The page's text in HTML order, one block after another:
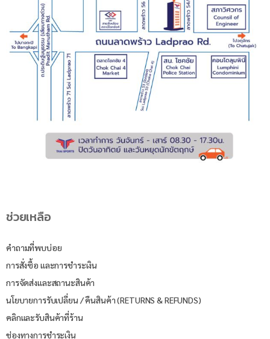
ช่วยเหลือ
คำถามที่พบบ่อย
การสั่งซื้อ และการชำระเงิน
การจัดส่งและสถานะสินค้า
นโยบายการรับเปลี่ยน / คืนสินค้า (RETURNS & REFUNDS)
คลิกและรับสินค้าที่ร้าน
ช่องทางการชำระเงิน